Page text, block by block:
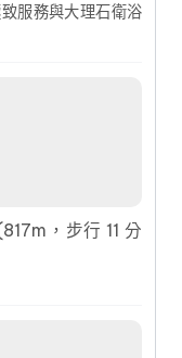
服務與大理石衛浴
，步行 11 分